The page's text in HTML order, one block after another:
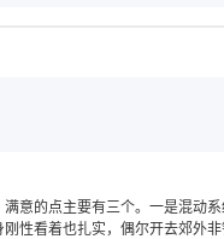
意的点主要有三个。一是混动
性看着也扎实，偶尔开去郊外